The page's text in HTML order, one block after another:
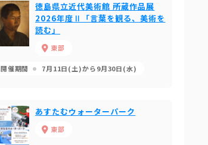
徳島県立近代美術館 所蔵作品展
2026年度Ⅱ「言葉を観る、美術を
読む」
東部
開催期間 7月11日(土)から9月30日(水)
あすたむウォーターパーク
東部